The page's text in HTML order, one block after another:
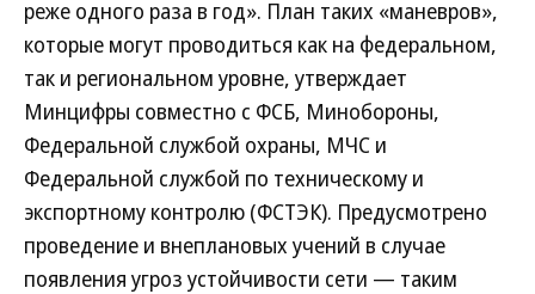
реже одного раза в год». План таких «маневров»,
которые могут проводиться как на федеральном,
так и региональном уровне, утверждает
Минцифры совместно с ФСБ, Минобороны,
Федеральной службой охраны, МЧС и
Федеральной службой по техническому и
экспортному контролю (ФСТЭК). Предусмотрено
проведение и внеплановых учений в случае
появления угроз устойчивости сети — таким